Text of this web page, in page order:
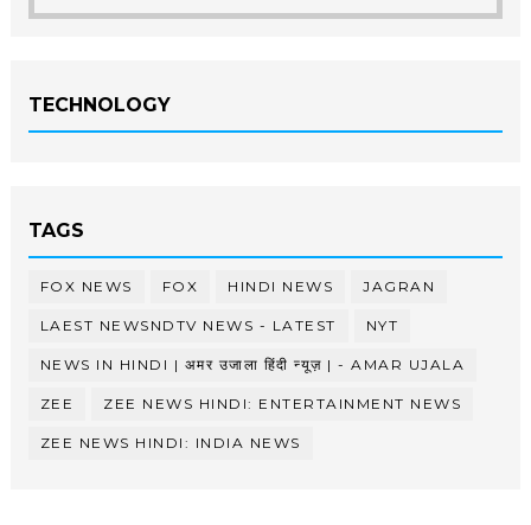
TECHNOLOGY
TAGS
FOX NEWS FOX HINDI NEWS JAGRAN
LAEST NEWSNDTV NEWS - LATEST NYT
NEWS IN HINDI | अमर उजाला हिंदी न्यूज़ | - AMAR UJALA
ZEE ZEE NEWS HINDI: ENTERTAINMENT NEWS
ZEE NEWS HINDI: INDIA NEWS